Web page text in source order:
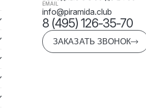
EMAIL
info@piramida.club
8 (495) 126-35-70
ЗАКАЗАТЬ ЗВОНОК